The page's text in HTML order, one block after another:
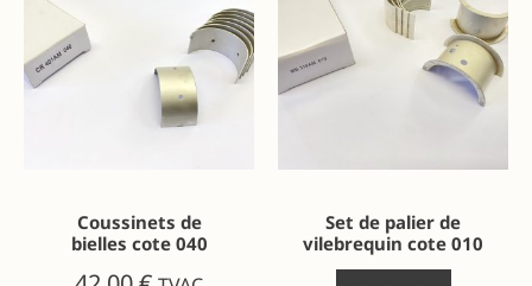
Coussinets de
bielles cote 040
Set de palier de
vilebrequin cote 010